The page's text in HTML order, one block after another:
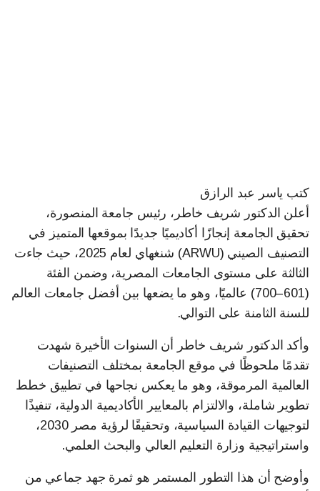
كتب ياسر عبد الرازق
أعلن الدكتور شريف خاطر، رئيس جامعة المنصورة،
تحقيق الجامعة إنجازًا أكاديميًا جديدًا بموقعها المتميز في
التصنيف الصيني (ARWU) شنغهاي لعام 2025، حيث جاءت
الثالثة على مستوى الجامعات المصرية، وضمن الفئة
(601–700) عالميًا، وهو ما يضعها بين أفضل جامعات العالم
للسنة الثامنة على التوالي.
وأكد الدكتور شريف خاطر أن السنوات الأخيرة شهدت
تقدمًا ملحوظًا في موقع الجامعة بمختلف التصنيفات
العالمية المرموقة، وهو ما يعكس نجاحها في تطبيق خطط
تطوير شاملة، والالتزام بالمعايير الأكاديمية الدولية، تنفيذًا
لتوجيهات القيادة السياسية، وتحقيقًا لرؤية مصر 2030،
واستراتيجية وزارة التعليم العالي والبحث العلمي.
وأوضح أن هذا التطور المستمر هو ثمرة جهد جماعي من